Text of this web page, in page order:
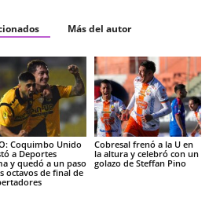
Más del autor
Coquimbo Unido
a Deportes
y quedó a un paso
octavos de final de
Cobresal frenó a la U en
la altura y celebró con un
golazo de Steffan Pino